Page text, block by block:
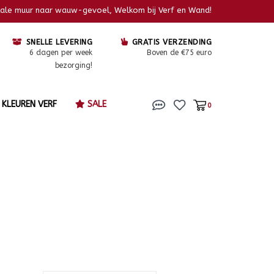
muur naar wauw-gevoel, Welkom bij Verf en Wand!
SNELLE LEVERING
6 dagen per week
bezorging!
GRATIS VERZENDING
Boven de €75 euro
KLEUREN VERF SALE 0